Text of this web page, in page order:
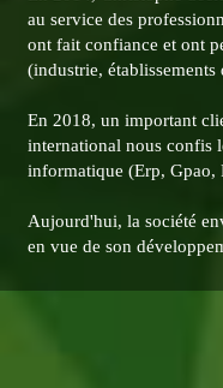
au service des
ont fait confiance et ont
(industrie,
En 2018, un important
international nous confis
informatique (Erp, Gpao,
Aujourd'hui, la société
en vue de son